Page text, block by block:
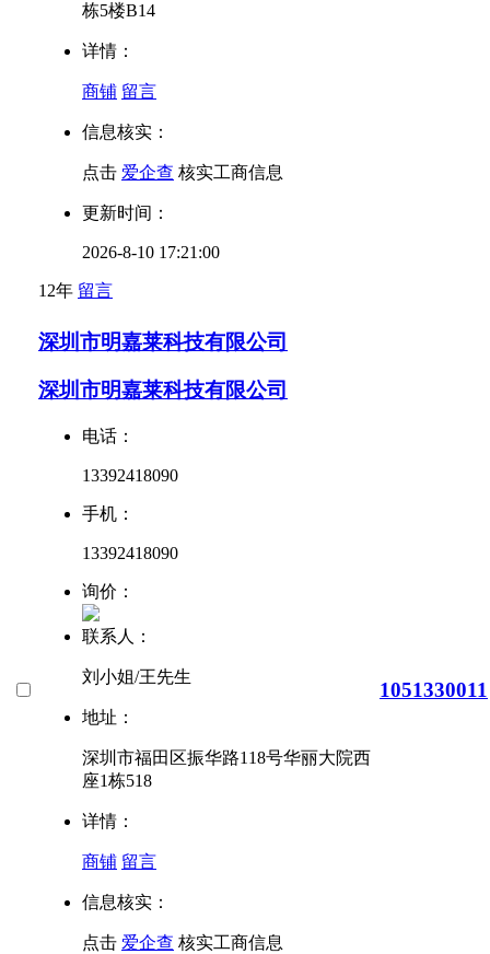
栋5楼B14
详情：
商铺 留言
信息核实：
点击 爱企查 核实工商信息
更新时间：
2026-8-10 17:21:00
12年 留言
深圳市明嘉莱科技有限公司
深圳市明嘉莱科技有限公司
电话：
13392418090
手机：
13392418090
询价：
联系人：
刘小姐/王先生
地址：
深圳市福田区振华路118号华丽大院西
座1栋518
详情：
商铺 留言
信息核实：
点击 爱企查 核实工商信息
1051330011